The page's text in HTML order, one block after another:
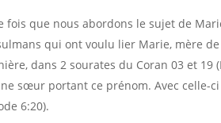
fois que nous abordons le sujet de
qui ont voulu lier Marie, mère
dans 2 sourates du Coran 03 et 19
sœur portant ce prénom. Avec celle-
6:20).